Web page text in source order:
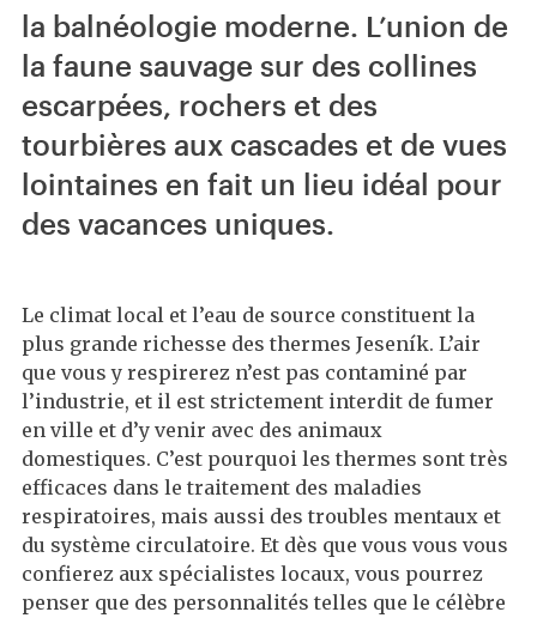
la balnéologie moderne. L’union de
la faune sauvage sur des collines
escarpées, rochers et des
tourbières aux cascades et de vues
lointaines en fait un lieu idéal pour
des vacances uniques.
Le climat local et l’eau de source constituent la
plus grande richesse des thermes Jeseník. L’air
que vous y respirerez n’est pas contaminé par
l’industrie, et il est strictement interdit de fumer
en ville et d’y venir avec des animaux
domestiques. C’est pourquoi les thermes sont très
efficaces dans le traitement des maladies
respiratoires, mais aussi des troubles mentaux et
du système circulatoire. Et dès que vous vous vous
confierez aux spécialistes locaux, vous pourrez
penser que des personnalités telles que le célèbre